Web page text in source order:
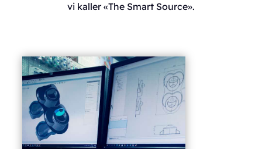
vi kaller «The Smart Source».